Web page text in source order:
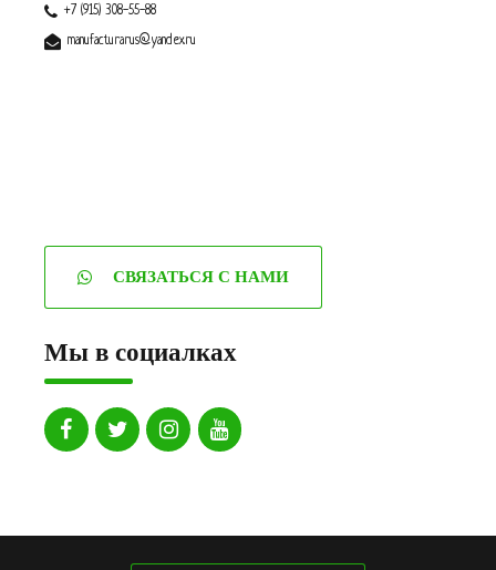
+7 (915) 308-55-88
manufacturarus@yandex.ru
СВЯЗАТЬСЯ С НАМИ
Мы в социалках